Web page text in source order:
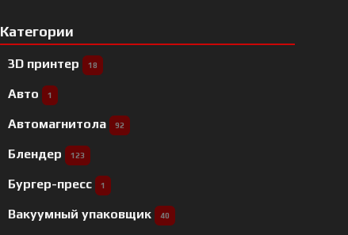
Категории
3D принтер 18
Авто 1
Автомагнитола 92
Блендер 123
Бургер-пресс 1
Вакуумный упаковщик 40